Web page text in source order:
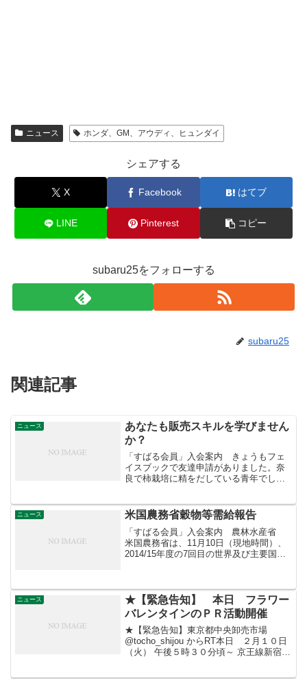
ニュース ホンダ、GM、アウディ、ヒュンダイ
シェアする
X Facebook はてブ
LINE Pinterest コピー
subaru25をフォローする
subaru25
関連記事
ニュース
あなたも販売スキルを学びません
か？
「すばる会員」入会案内 きょうもフェ
イスブックで友達申請がありました。奈
良で柿栽培に精をだしている青年でし
後はネット販売にチャレンジする」とい
う返事でした。農協経由の市...
ニュース 米国農務省穀物等需給報告
「すばる会員」入会案内 農林水産省
米国農務省は、11月10日（現地時間）、
2014/15年度の7回目の世界及び主要国の
産...
ニュース
★【緊急告知】 本日 フラワー
バレンタインのＰＲ活動開催
★【緊急告知】東京都中央卸売市場
@tocho_shijou からRT本日 ２月１０日
（火） 午後５時３０分頃～ 京王線新宿駅